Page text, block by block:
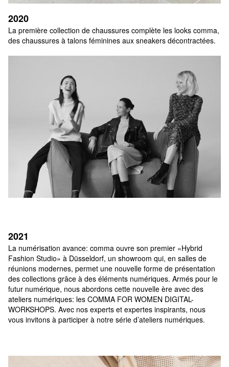
2020
La première collection de chaussures complète les looks comma,
des chaussures à talons féminines aux sneakers décontractées.
2021
La numérisation avance: comma ouvre son premier «Hybrid
Fashion Studio» à Düsseldorf, un showroom qui, en salles de
réunions modernes, permet une nouvelle forme de présentation
des collections grâce à des éléments numériques. Armés pour le
futur numérique, nous abordons cette nouvelle ère avec des
ateliers numériques: les COMMA FOR WOMEN DIGITAL-
WORKSHOPS. Avec nos experts et expertes inspirants, nous
vous invitons à participer à notre série d’ateliers numériques.